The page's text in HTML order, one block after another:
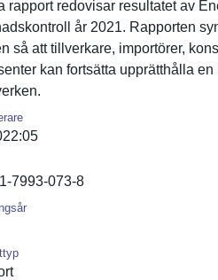
rapport redovisar resultatet av
år 2021. Rapporten
så att tillverkar­e, importörer,
kan fortsätta upprätthål­la en
7993-073-8